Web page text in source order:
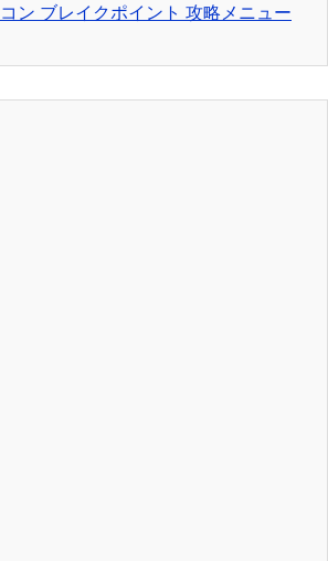
ン ブレイクポイント 攻略メニュー